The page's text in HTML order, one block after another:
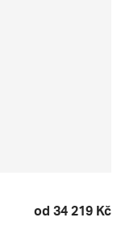
od 34 219 Kč